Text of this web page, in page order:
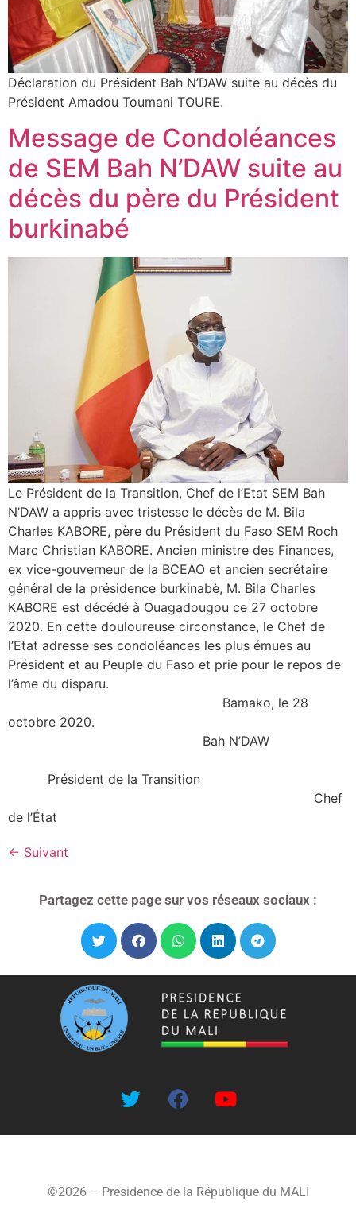
Déclaration du Président Bah N’DAW suite au décès du
Président Amadou Toumani TOURE.
Message de Condoléances
de SEM Bah N’DAW suite au
décès du père du Président
burkinabé
Le Président de la Transition, Chef de l’Etat SEM Bah
N’DAW a appris avec tristesse le décès de M. Bila
Charles KABORE, père du Président du Faso SEM Roch
Marc Christian KABORE. Ancien ministre des Finances,
ex vice-gouverneur de la BCEAO et ancien secrétaire
général de la présidence burkinabè, M. Bila Charles
KABORE est décédé à Ouagadougou ce 27 octobre
2020. En cette douloureuse circonstance, le Chef de
l’Etat adresse ses condoléances les plus émues au
Président et au Peuple du Faso et prie pour le repos de
l’âme du disparu.
Bamako, le 28
octobre 2020.
Bah N’DAW
Président de la Transition
Chef
de l’État
← Suivant
Partagez cette page sur vos réseaux sociaux :
©2026 – Présidence de la République du MALI